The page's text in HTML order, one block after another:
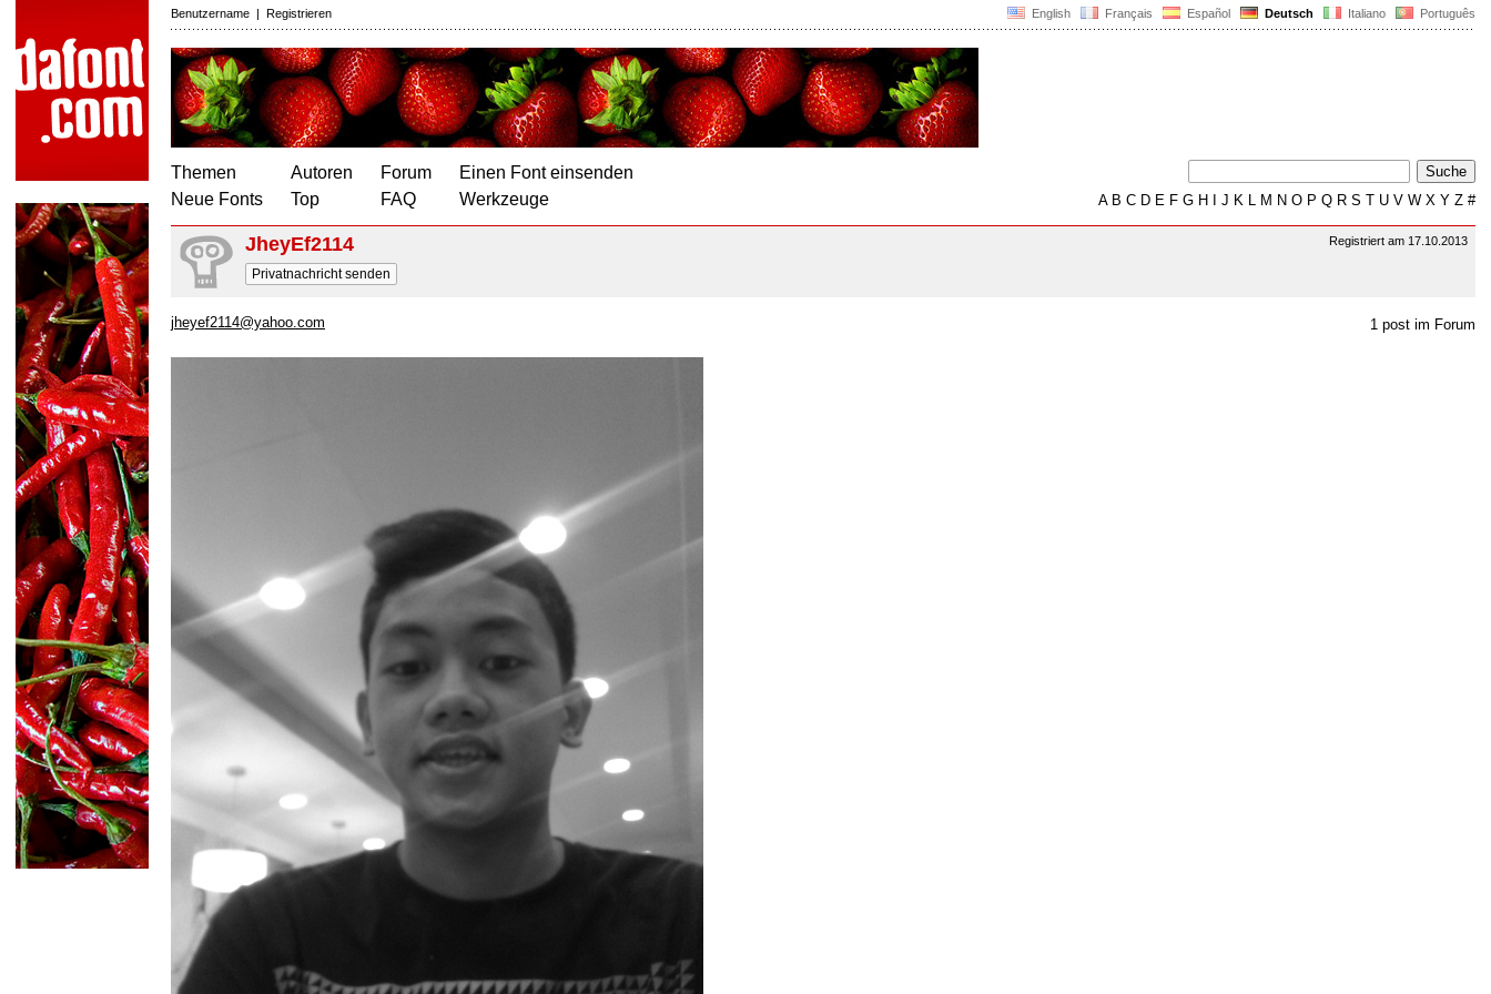
English Français Español Deutsch Italiano Português
Benutzername | Registrieren
Themen
Neue Fonts
Autoren
Top
Forum
FAQ
Einen Font einsenden
Werkzeuge
AB C D E F G H J K L M N O P Q R S T U V W X Y Z #
Registriert am 17.10.2013
JheyEf2114
Privatnachricht senden
1 post im Forum
jheyef2114@yahoo.com